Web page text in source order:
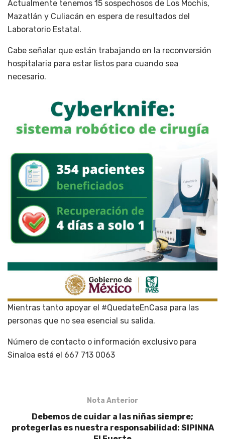
Actualmente tenemos 15 sospechosos de Los Mochis,
Mazatlán y Culiacán en espera de resultados del
Laboratorio Estatal.
Cabe señalar que están trabajando en la reconversión
hospitalaria para estar listos para cuando sea
necesario.
Mientras tanto apoyar el #QuedateEnCasa para las
personas que no sea esencial su salida.
Número de contacto o información exclusivo para
Sinaloa está el 667 713 0063
Nota Anterior
Debemos de cuidar a las niñas siempre;
protegerlas es nuestra responsabilidad: SIPINNA